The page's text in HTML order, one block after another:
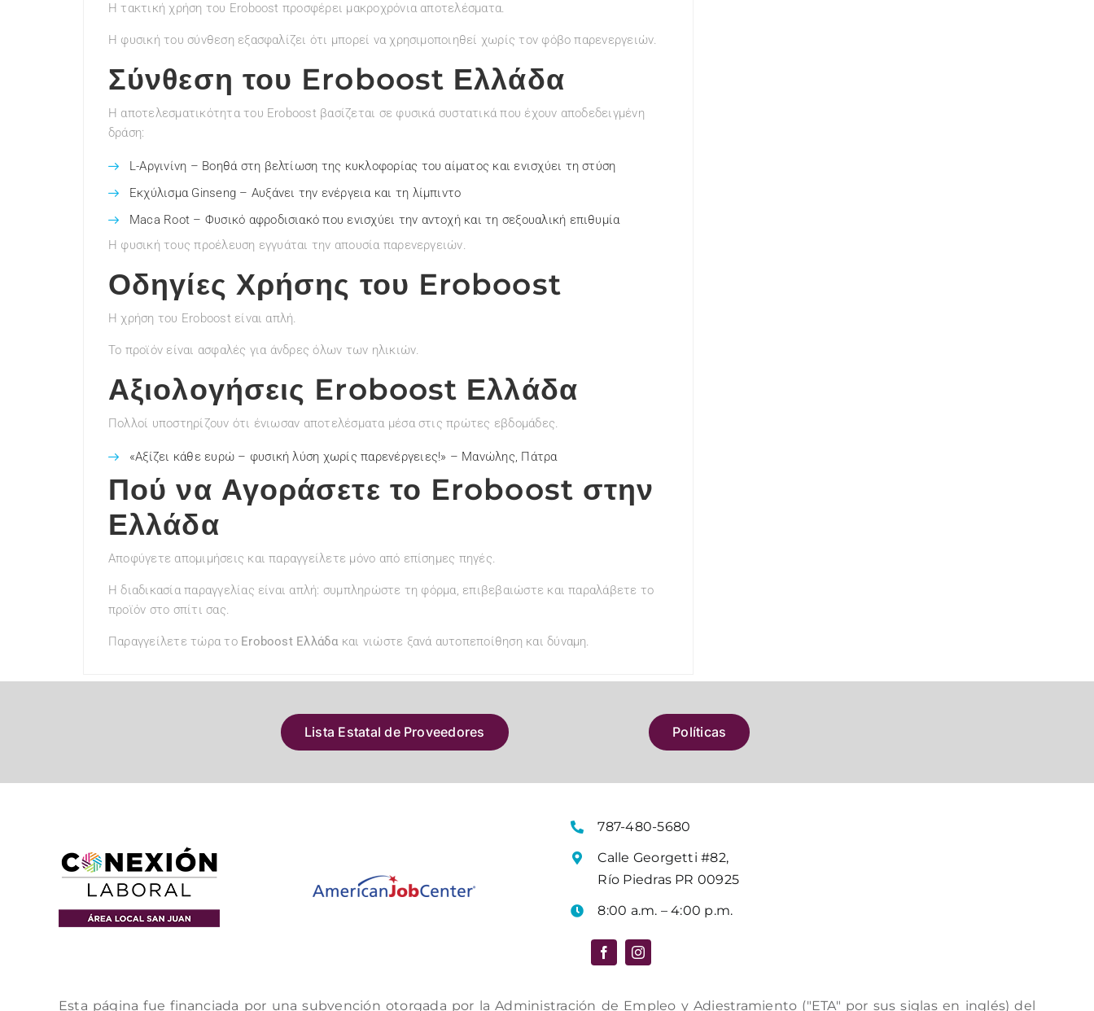
Η τακτική χρήση του Eroboost προσφέρει μακροχρόνια αποτελέσματα.
Η φυσική του σύνθεση εξασφαλίζει ότι μπορεί να χρησιμοποιηθεί χωρίς τον φόβο παρενεργειών.
Σύνθεση του Eroboost Ελλάδα
Η αποτελεσματικότητα του Eroboost βασίζεται σε φυσικά συστατικά που έχουν αποδεδειγμένη
δράση:
L-Αργινίνη – Βοηθά στη βελτίωση της κυκλοφορίας του αίματος και ενισχύει τη στύση
Εκχύλισμα Ginseng – Αυξάνει την ενέργεια και τη λίμπιντο
Maca Root – Φυσικό αφροδισιακό που ενισχύει την αντοχή και τη σεξουαλική επιθυμία
Η φυσική τους προέλευση εγγυάται την απουσία παρενεργειών.
Οδηγίες Χρήσης του Eroboost
Η χρήση του Eroboost είναι απλή.
Το προϊόν είναι ασφαλές για άνδρες όλων των ηλικιών.
Αξιολογήσεις Eroboost Ελλάδα
Πολλοί υποστηρίζουν ότι ένιωσαν αποτελέσματα μέσα στις πρώτες εβδομάδες.
«Αξίζει κάθε ευρώ – φυσική λύση χωρίς παρενέργειες!» – Μανώλης, Πάτρα
Πού να Αγοράσετε το Eroboost στην
Ελλάδα
Αποφύγετε απομιμήσεις και παραγγείλετε μόνο από επίσημες πηγές.
Η διαδικασία παραγγελίας είναι απλή: συμπληρώστε τη φόρμα, επιβεβαιώστε και παραλάβετε το
προϊόν στο σπίτι σας.
Παραγγείλετε τώρα το Eroboost Ελλάδακαι νιώστε ξανά αυτοπεποίθηση και δύναμη.
Lista Estatal de Proveedores Políticas
787-480-5680
Calle Georgetti #82,
Río Piedras PR 00925
8:00 a.m. – 4:00 p.m.
Esta página fue financiada por una subvención otorgada por la Administración de Empleo y Adiestramiento ("ETA" por sus siglas en inglés) del